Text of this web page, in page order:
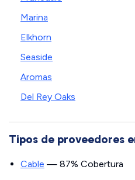
Marina
Elkhorn
Seaside
Aromas
Del Rey Oaks
Tipos de proveedores
Cable — 87% Cobertura